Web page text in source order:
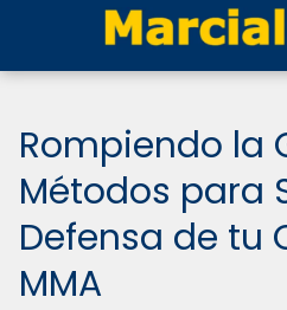
Rompiendo la
Métodos para
Defensa de tu
MMA